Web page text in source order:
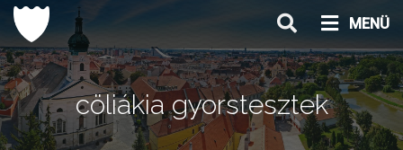
Ugrás
tartalomhoz
MENÜ
cöliákia gyorstesztek